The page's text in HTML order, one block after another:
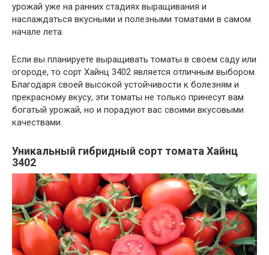
урожай уже на ранних стадиях выращивания и
наслаждаться вкусными и полезными томатами в самом
начале лета.
Если вы планируете выращивать томаты в своем саду или
огороде, то сорт Хайнц 3402 является отличным выбором.
Благодаря своей высокой устойчивости к болезням и
прекрасному вкусу, эти томаты не только принесут вам
богатый урожай, но и порадуют вас своими вкусовыми
качествами.
Уникальный гибридный сорт томата Хайнц
3402